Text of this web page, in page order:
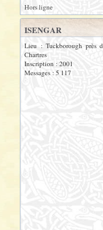
Hors ligne
ISENGAR
Lieu : Tuckborough près
Chartres
Inscription : 2001
Messages : 5 117